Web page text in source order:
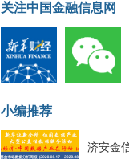
跷板” 结构性失衡藏
行
弱
）
关注中国金融信息网
小编推荐
济安金